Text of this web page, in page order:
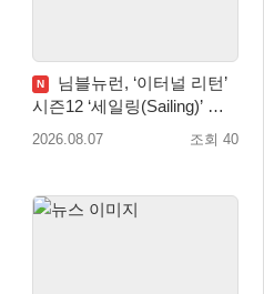
N
님블뉴런, ‘이터널 리턴’
시즌12 ‘세일링(Sailing)’ 프
리시즌 시작
2026.08.07 조회 40